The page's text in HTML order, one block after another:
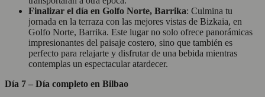
Finalizar el día en Golfo Norte, Barrika: Culmina tu
jornada en la terraza con las mejores vistas de Bizkaia, en
Golfo Norte, Barrika. Este lugar no solo ofrece panorámicas
impresionantes del paisaje costero, sino que también es
perfecto para relajarte y disfrutar de una bebida mientras
contemplas un espectacular atardecer.
Día 7 – Día completo en Bilbao